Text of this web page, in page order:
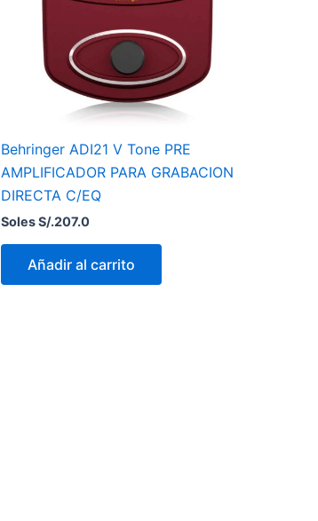
Behringer ADI21 V Tone PRE
AMPLIFICADOR PARA GRABACION
DIRECTA C/EQ
Soles S/.207.0
Añadir al carrito